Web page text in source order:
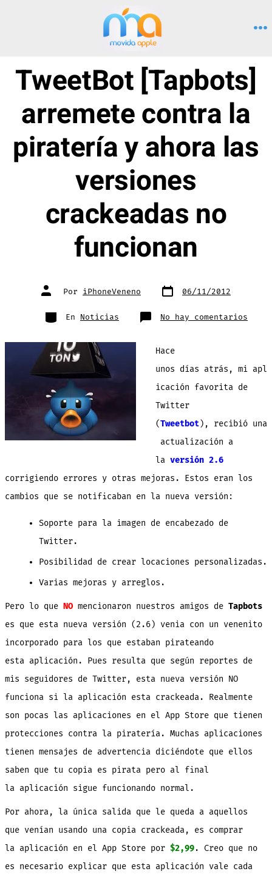
TweetBot [Tapbots]
arremete contra la
piratería y ahora las
versiones
crackeadas no
funcionan
Autor
de Por iPhoneVeneno Fecha
de 06/11/2012
Categorías
En Noticias No hay comentarios
ahora
Hace
unos días atrás, mi apl
icación favorita de
Twitter
(Tweetbot) , recibió una
actualización a
la versión 2.6
corrigiendo errores y otras mejoras. Estos eran los
cambios que se notificaban en la nueva versión:
Soporte para la imagen de encabezado de
Twitter.
Posibilidad de crear locaciones personalizadas.
Varias mejoras y arreglos.
Pero lo que NO mencionaron nuestros amigos de Tapbots
es que esta nueva versión (2.6) venia con un venenito
incorporado para los que estaban pirateando
esta aplicación. Pues resulta que según reportes de
mis seguidores de Twitter, esta nueva versión NO
funciona si la aplicación esta crackeada. Realmente
son pocas las aplicaciones en el App Store que tienen
protecciones contra la piratería. Muchas aplicaciones
tienen mensajes de advertencia diciéndote que ellos
saben que tu copia es pirata pero al final
la aplicación sigue funcionando normal.
Por ahora, la única salida que le queda a aquellos
que venían usando una copia crackeada, es comprar
la aplicación en el App Store por $2,99. Creo que no
es necesario explicar que esta aplicación vale cada